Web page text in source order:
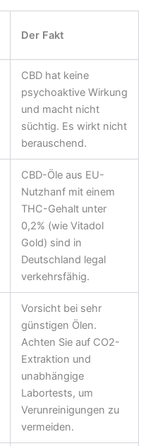
Der Fakt
CBD hat keine
psychoaktive Wirkung
und macht nicht
süchtig. Es wirkt nicht
berauschend.
CBD-Öle aus EU-
Nutzhanf mit einem
THC-Gehalt unter
0,2% (wie Vitadol
Gold) sind in
Deutschland legal
verkehrsfähig.
Vorsicht bei sehr
günstigen Ölen.
Achten Sie auf CO2-
Extraktion und
unabhängige
Labortests, um
Verunreinigungen zu
vermeiden.